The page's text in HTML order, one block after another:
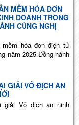
MỀM HÓA ĐƠN
DOANH TRONG
CÙNG NGHỊ
mềm hóa đơn điện tử
năm 2025 Đồng hành
GIẢI VÔ ĐỊCH AN
giải Vô địch an ninh